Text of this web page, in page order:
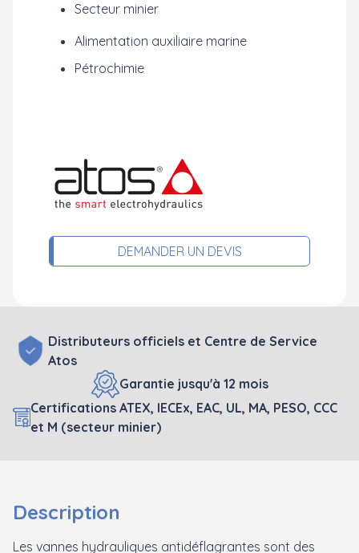
Secteur minier
Alimentation auxiliaire marine
Pétrochimie
DEMANDER UN DEVIS
Distributeurs officiels et Centre de Service
Atos
Garantie jusqu'à 12 mois
Certifications ATEX, IECEx, EAC, UL, MA, PESO, CCC
et M (secteur minier)
Description
Les vannes hydrauliques antidéflagrantes sont des